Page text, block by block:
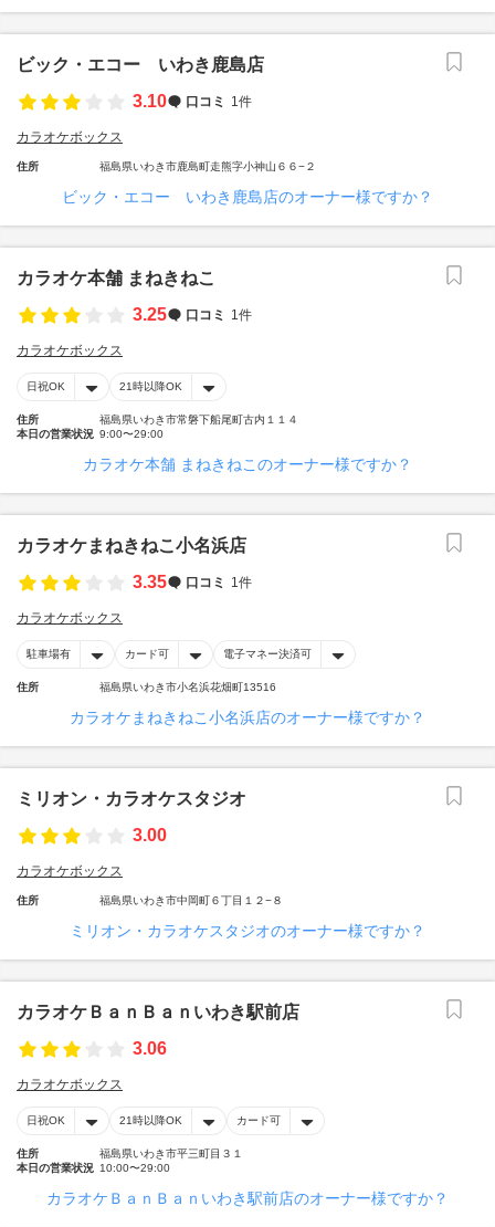
ビック・エコー いわき鹿島店
3.10
口コミ 1件
カラオケボックス
住所 福島県いわき市鹿島町走熊字小神山６６−２
ビック・エコー いわき鹿島店のオーナー様ですか？
カラオケ本舗 まねきねこ
3.25
口コミ 1件
カラオケボックス
日祝OK 21時以降OK
住所
福島県いわき市常磐下船尾町古内１１４
本日の営業状況 9:00〜29:00
カラオケ本舗 まねきねこのオーナー様ですか？
カラオケまねきねこ小名浜店
3.35
口コミ 1件
カラオケボックス
駐車場有 カード可 電子マネー決済可
住所 福島県いわき市小名浜花畑町13516
カラオケまねきねこ小名浜店のオーナー様ですか？
ミリオン・カラオケスタジオ
3.00
カラオケボックス
住所 福島県いわき市中岡町６丁目１２−８
ミリオン・カラオケスタジオのオーナー様ですか？
カラオケＢａｎＢａｎいわき駅前店
3.06
カラオケボックス
日祝OK 21時以降OK カード可
住所
福島県いわき市平三町目３１
本日の営業状況 10:00〜29:00
カラオケＢａｎＢａｎいわき駅前店のオーナー様ですか？